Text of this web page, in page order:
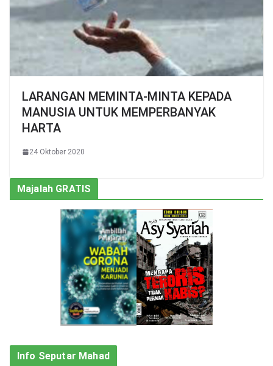
LARANGAN MEMINTA-MINTA KEPADA
MANUSIA UNTUK MEMPERBANYAK
HARTA
24 Oktober 2020
Majalah GRATIS
Info Seputar Mahad